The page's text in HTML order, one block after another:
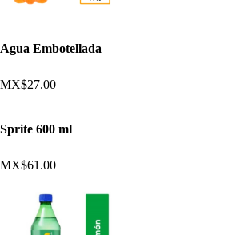
Agua Embotellada
MX$27.00
Sprite 600 ml
MX$61.00